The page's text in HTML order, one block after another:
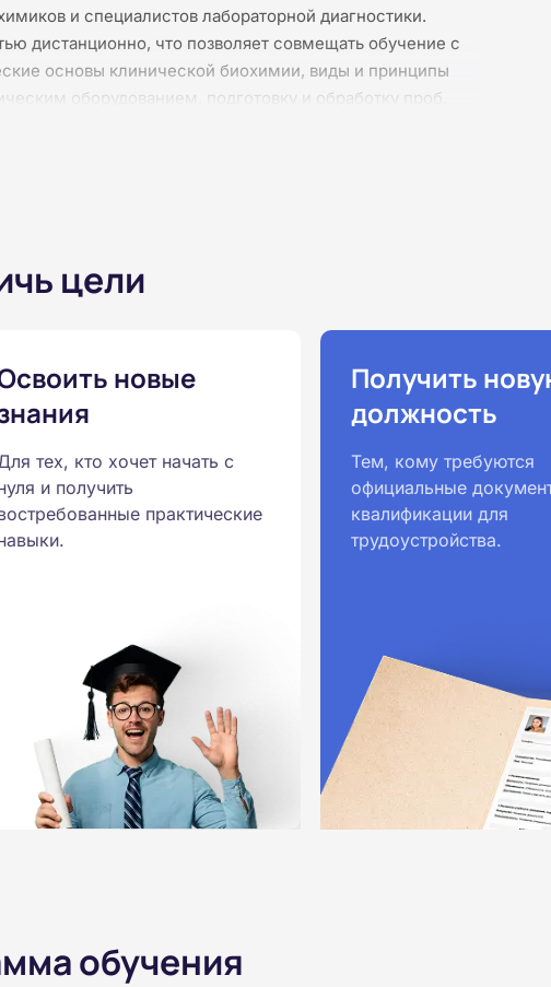
и специалистов лабораторной диагностики.
дистанционно, что позволяет совмещать обучение с
основы клинической биохимии, виды и принципы
оборудованием, подготовку и обработку проб,
Обучение осуществляется без практических занятий,
цели
новые
тех, кто хочет начать с
и получить
практические
Получить
должность
Тем, кому требуются
официальные
квалификации для
трудоустройства.
обучения